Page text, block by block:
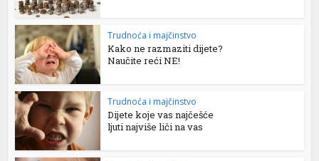
Trudnoća i majčinstvo
Kako ne razmaziti dijete?
Naučite reći NE!
Trudnoća i majčinstvo
Dijete koje vas najčešće
ljuti najviše liči na vas